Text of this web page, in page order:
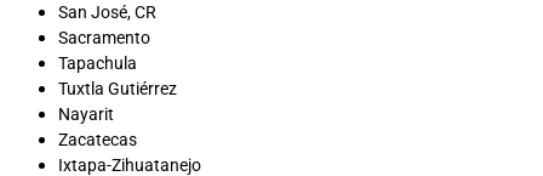
San José, CR
Sacramento
Tapachula
Tuxtla Gutiérrez
Nayarit
Zacatecas
Ixtapa-Zihuatanejo